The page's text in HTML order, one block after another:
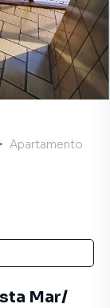
Apartamento
Mar/